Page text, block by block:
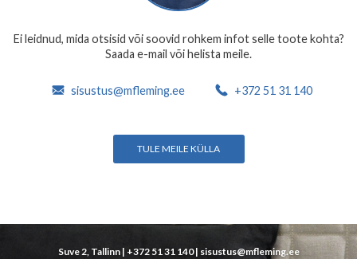
Ei leidnud, mida otsisid või soovid rohkem infot selle toote kohta?
Saada e-mail või helista meile.
sisustus@mfleming.ee +372 51 31 140
TULE MEILE KÜLLA
Suve 2, Tallinn | +372 51 31 140| sisustus@mfleming.ee